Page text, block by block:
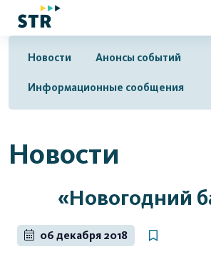
Новости Анонсы событий
Информационные сообщения
Новости
«Новогодний
06 декабря 2018